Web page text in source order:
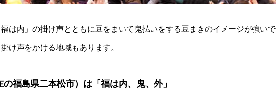
は内」の掛け声とともに豆をまいて鬼払いをする豆まきのイメージが強いで
け声をかける地域もあります。
の福島県二本松市）は「福は内、鬼、外」